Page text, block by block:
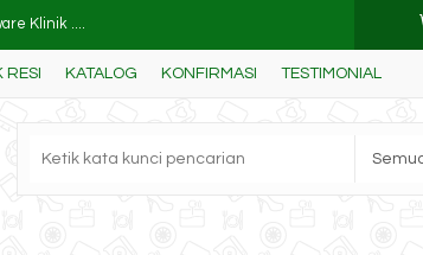
Klinik ....
RESI KATALOG KONFIRMASI TESTIMONIAL